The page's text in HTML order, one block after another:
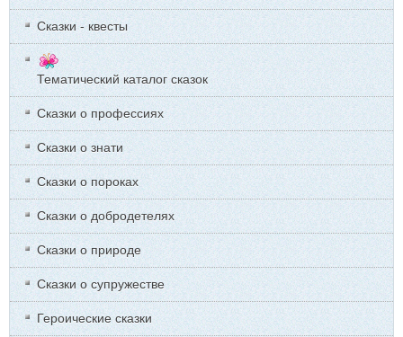
Сказки - квесты
Тематический каталог сказок
Сказки о профессиях
Сказки о знати
Сказки о пороках
Сказки о добродетелях
Сказки о природе
Сказки о супружестве
Героические сказки